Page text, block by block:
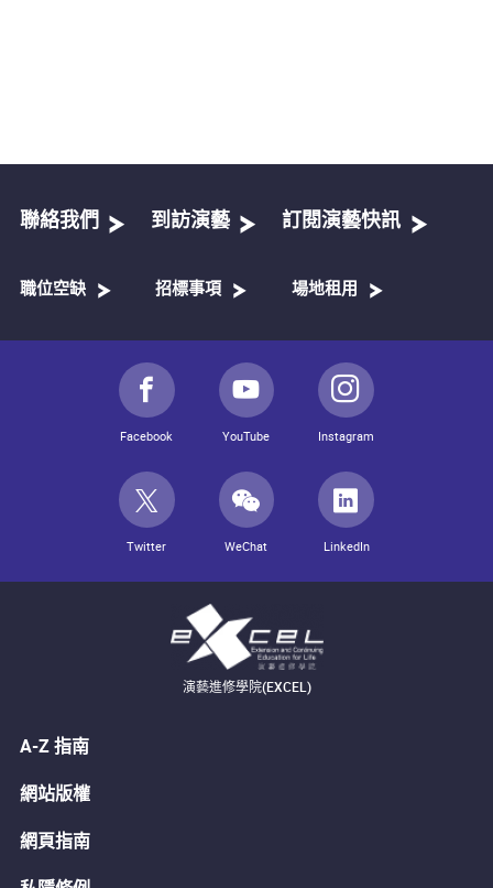
聯絡我們 到訪演藝 訂閱演藝快訊
職位空缺 招標事項 場地租用
Facebook YouTube Instagram
Twitter WeChat LinkedIn
演藝進修學院(EXCEL)
A-Z 指南
網站版權
網頁指南